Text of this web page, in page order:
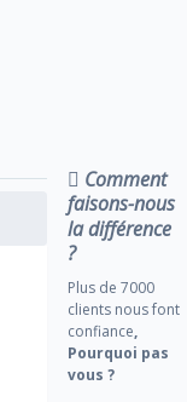
Comment
faisons-nous
la différence
?
Plus de 7000
clients nous font
confiance,
Pourquoi pas
vous ?